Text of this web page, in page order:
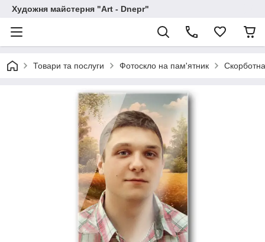
Художня майстерня "Art - Dnepr"
Товари та послуги Фотоскло на пам'ятник